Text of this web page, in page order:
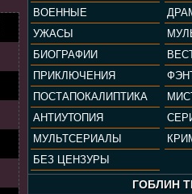
ВОЕННЫЕ
УЖАСЫ
БИОГРАФИИ
ПРИКЛЮЧЕНИЯ
ПОСТАПОКАЛИПТИКА
АНТИУТОПИЯ
МУЛЬТСЕРИАЛЫ
БЕЗ ЦЕНЗУРЫ
ГОБЛИН